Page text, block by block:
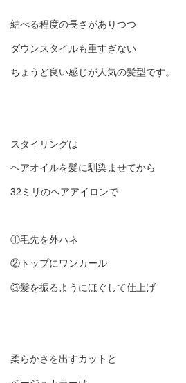
結べる程度の長さがありつつ
ダウンスタイルも重すぎない
ちょうど良い感じが人気の髪型です。
スタイリングは
ヘアオイルを髪に馴染ませてから
32ミリのヘアアイロンで
①毛先を外ハネ
②トップにワンカール
③髪を振るようにほぐして仕上げ
柔らかさを出すカットと